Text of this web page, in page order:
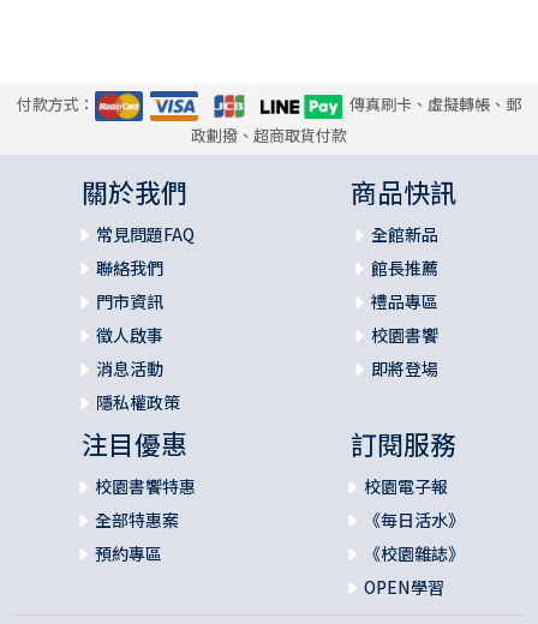
付款方式：
傳真刷卡、虛擬轉帳、郵
政劃撥、超商取貨付款
關於我們
常見問題FAQ
聯絡我們
門市資訊
徵人啟事
消息活動
隱私權政策
商品快訊
全館新品
館長推薦
禮品專區
校園書饗
即將登場
注目優惠
校園書饗特惠
全部特惠案
預約專區
訂閱服務
校園電子報
《每日活水》
《校園雜誌》
OPEN學習